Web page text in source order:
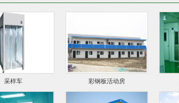
采样车 彩钢板活动房